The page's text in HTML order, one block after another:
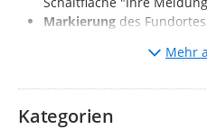
Markierung des
des
Bitte nehmen Sie unsere
zur Kenntnis.
Mehr
Kategorien